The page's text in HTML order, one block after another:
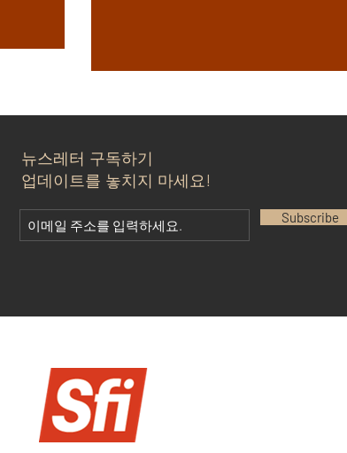
뉴스레터 구독하기
업데이트를 놓치지 마세요!
Subscribe